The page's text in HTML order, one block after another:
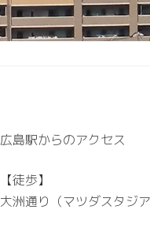
広島駅からのアクセス
【徒歩】
大洲通り（マツダスタジ